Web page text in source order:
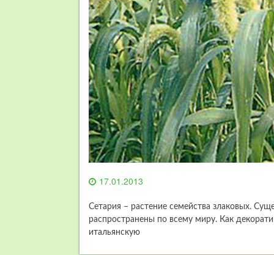
17.01.2013
Сетария – растение семейства злаковых.
распространены по всему миру. Как
итальянскую